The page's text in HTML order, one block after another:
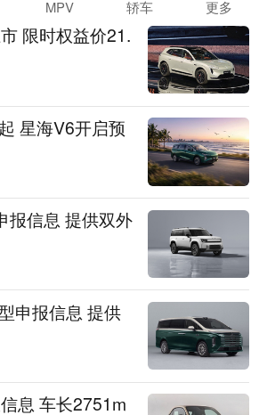
MPV 轿车 更多
限时权益价21.
星海V6开启预
报信息 提供双外
申报信息 提供
息 车长2751m